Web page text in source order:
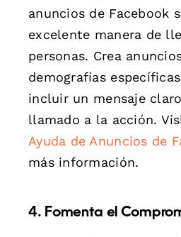
anuncios de Facebook
excelente manera de
personas. Crea
demografías
incluir un mensaje
llamado a la acción.
Ayuda de Anuncios de
más información.
4. Fomenta el